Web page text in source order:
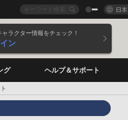
日
ャラクター情報をチェック！
ン
グ ヘルプ＆サポート